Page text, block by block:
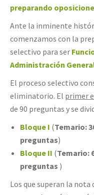
preparando
Ante la inminente
comenzamos con la
selectivo para ser
Administración
El proceso selectivo
eliminatorio. El primer
de 90 preguntas y se
Bloque I (Temario:
preguntas)
Bloque II (Temario:
preguntas )
Los que superan la nota